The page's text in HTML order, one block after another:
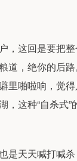
，这回是要把
道，绝你的后
里啪啦响，觉
这种“自杀式
天天喊打喊